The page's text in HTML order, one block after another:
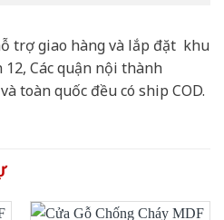
trợ giao hàng và lắp đặt khu
12, Các quận nội thành
toàn quốc đều có ship COD.